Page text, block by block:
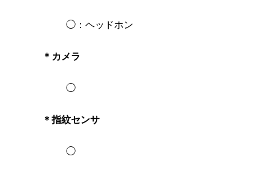
◯：ヘッドホン
＊カメラ
◯
＊指紋センサ
◯